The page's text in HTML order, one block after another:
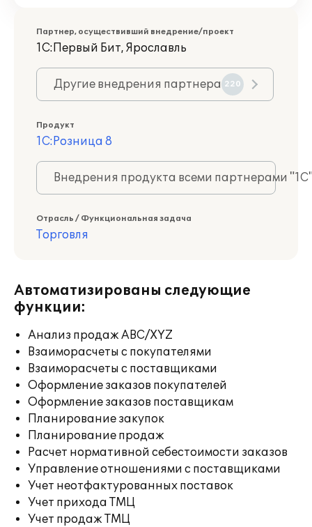
Партнер, осуществивший внедрение/проект
1С:Первый Бит, Ярославль
Другие внедрения партнера 220
Продукт
1С:Розница 8
Внедрения продукта всеми партнерами
Отрасль / Функциональная задача
Торговля
Автоматизированы следующие
функции:
Анализ продаж ABC/XYZ
Взаиморасчеты с покупателями
Взаиморасчеты с поставщиками
Оформление заказов покупателей
Оформление заказов поставщикам
Планирование закупок
Планирование продаж
Расчет нормативной себестоимости заказов
Управление отношениями с поставщиками
Учет неотфактурованных поставок
Учет прихода ТМЦ
Учет продаж ТМЦ